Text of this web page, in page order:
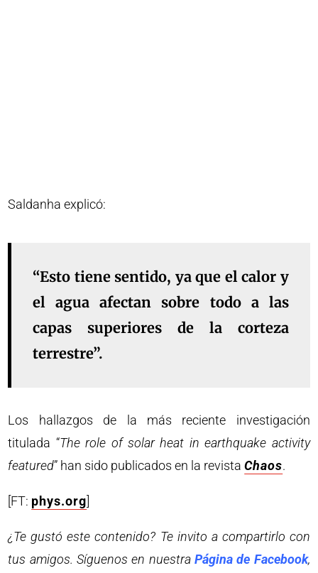
Saldanha explicó:
“Esto tiene sentido, ya que el calor y
el agua afectan sobre todo a las
capas superiores de la corteza
terrestre”.
Los hallazgos de la más reciente investigación
titulada “The role of solar heat in earthquake activity
featured” han sido publicados en la revistaChaos.
[FT: phys.org]
¿Te gustó este contenido? Te invito a compartirlo con
tus amigos. Síguenos en nuestraPágina de Facebook,